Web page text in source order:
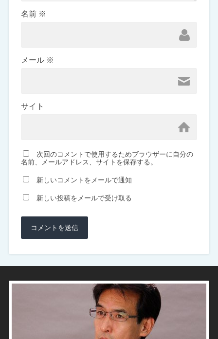
名前 ※
メール ※
サイト
次回のコメントで使用するためブラウザーに自分の
名前、メールアドレス、サイトを保存する。
新しいコメントをメールで通知
新しい投稿をメールで受け取る